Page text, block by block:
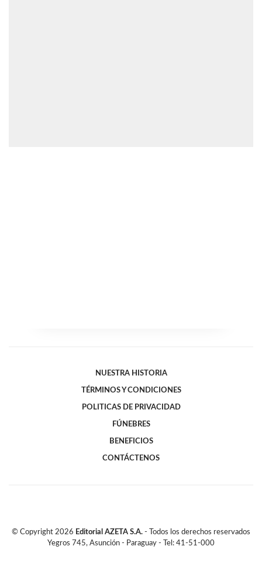
NUESTRA HISTORIA
TÉRMINOS Y CONDICIONES
POLITICAS DE PRIVACIDAD
FÚNEBRES
BENEFICIOS
CONTÁCTENOS
© Copyright 2026 Editorial AZETA S.A. - Todos los derechos reservados
Yegros 745, Asunción - Paraguay - Tel: 41-51-000